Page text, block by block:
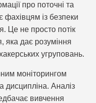
про поточні та
фахівцям із безпеки
Це не просто потік
яка дає розуміння
угруповань.
моніторингом
дисципліна. Аналіз
вивчення